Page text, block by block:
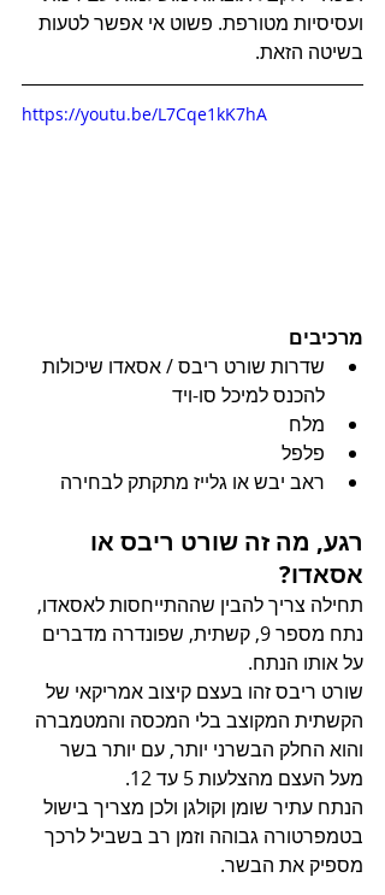
ועסיסיות מטורפת. פשוט אי אפשר לטעות
בשיטה הזאת.
https://youtu.be/L7Cqe1kK7hA
מרכיבים
שדרות שורט ריבס / אסאדו שיכולות
להכנס למיכל סו-ויד
מלח
פלפל
ראב יבש או גלייז מתקתק לבחירה
רגע, מה זה שורט ריבס או
אסאדו?
תחילה צריך להבין שההתייחסות לאסאדו,
נתח מספר 9, קשתית, שפונדרה מדברים
על אותו הנתח.
שורט ריבס זהו בעצם קיצוב אמריקאי של
הקשתית המקוצב בלי המכסה והמטמברה
והוא החלק הבשרני יותר, עם יותר בשר
מעל העצם מהצלעות 5 עד 12.
הנתח עתיר שומן וקולגן ולכן מצריך בישול
בטמפרטורה גבוהה וזמן רב בשביל לרכך
מספיק את הבשר.